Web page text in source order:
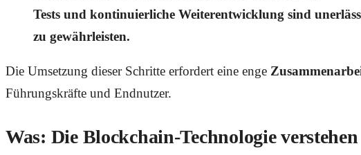
Tests und kontinuierliche Weiterentwicklung sind
zu gewährleisten.
Die Umsetzung dieser Schritte erfordert eine enge
Führungskräfte und Endnutzer.
Was: Die Blockchain-Technologie verstehen